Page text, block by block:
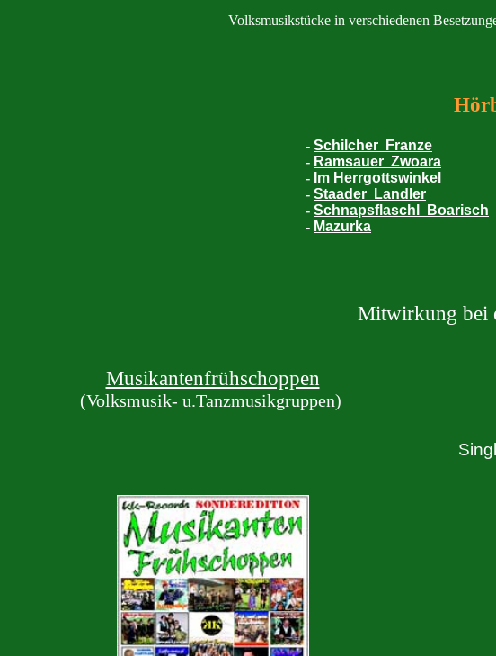
Volksmusikstücke in verschiedenen
- Schilcher Franze
- Ramsauer Zwoara
- Im Herrgottswinkel
- Staader Landler
- Schnapsflaschl Boarisch
- Mazurka
Mitwirkung bei
Musikantenfrühschoppen
(Volksmusik- u.Tanzmusikgruppen)